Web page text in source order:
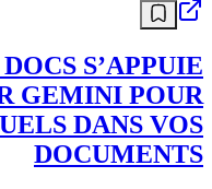
S’APPUIE
GEMINI POUR
DANS VOS
DOCUMENTS